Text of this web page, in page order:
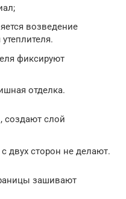
возведение
фиксируют
отделка.
создают слой
двух сторон не делают.
зашивают